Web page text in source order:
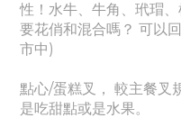
性！水牛、牛角、玳瑁
要花俏和混合嗎？ 可以
市中)
點心/蛋糕叉， 較主餐叉
是吃甜點或是水果。